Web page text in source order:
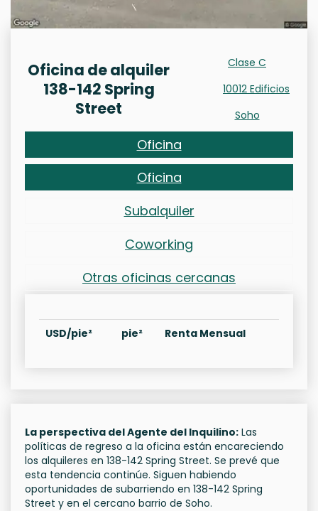
Oficina de alquiler
138-142 Spring
Street
Clase C
10012 Edificios
Soho
Oficina
Oficina
Subalquiler
Coworking
Otras oficinas cercanas
USD/pie² pie² Renta Mensual
La perspectiva del Agente del Inquilino: Las
políticas de regreso a la oficina están encareciendo
los alquileres en 138-142 Spring Street. Se prevé que
esta tendencia continúe. Siguen habiendo
oportunidades de subarriendo en 138-142 Spring
Street y en el cercano barrio de Soho.